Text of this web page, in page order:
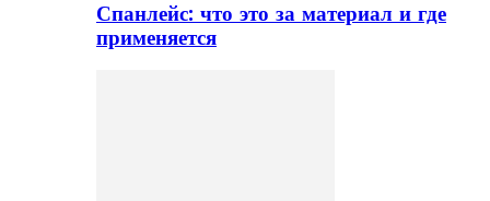
Спанлейс: что это за материал и где
применяется